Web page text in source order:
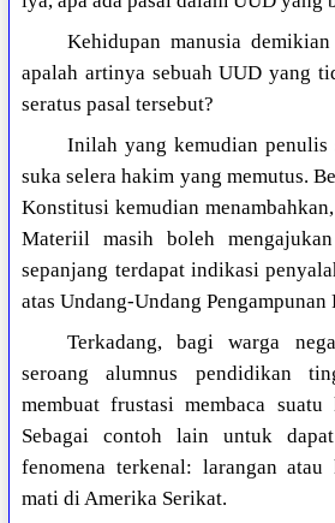
Kehidupan manusia
apalah artinya sebuah UUD yang
seratus pasal tersebut?
Inilah yang kemudian penulis
suka selera hakim yang memutus.
Konstitusi kemudian
Materiil masih boleh
sepanjang terdapat indikasi
atas Undang-Undang Pengampunan
Terkadang, bagi warga
seroang alumnus pendidikan
membuat frustasi membaca
Sebagai contoh lain untuk
fenomena terkenal: larangan atau
mati di Amerika Serikat.